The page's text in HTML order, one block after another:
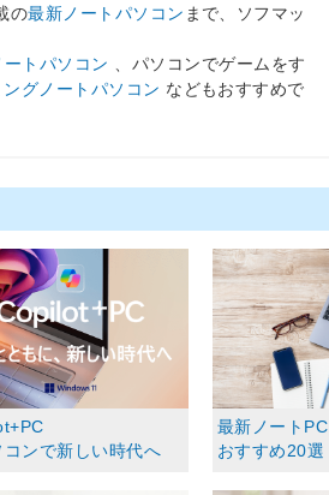
の最新ノートパソコン まで、ソフマッ
トパソコン
、パソコンでゲームをす
グノートパソコン などもおすすめで
コンで新しい時代へ
最新ノートPC
おすすめ20選